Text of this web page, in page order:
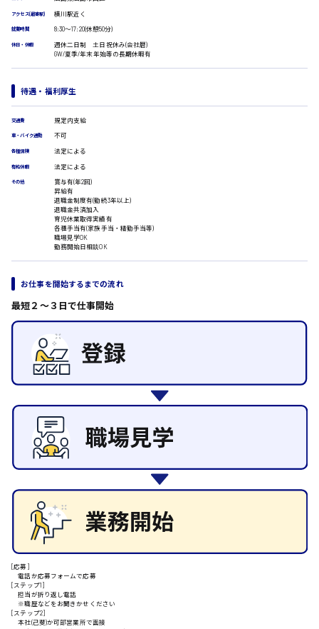
翻訳、通訳
IT・クリエイティブ系
DTPオペレーター
校正・編集
システムエンジニア
プログラマー
カスタマーエンジニア
販売・サービス・フード系
経営企画
ラウンダー営業
清掃
施工管理
自動車整備士
配送・ドライバー
広島市安芸区
安芸高田市
山県郡
安芸太田町
安芸郡
時給1500円以上
日給9000円～
日給10000円以上
アクセス(最寄駅) 横川駅近く
就業時間 8:30〜17:20(休憩50分)
休日・休暇
週休二日制 土日祝休み(会社暦)
GW/夏季/年末年始等の長期休暇有
待遇・福利厚生
交通費 規定内支給
車・バイク通勤 不可
各種保険 法定による
有給休暇 法定による
その他
賞与有(年2回)
昇給有
退職金制度有(勤続3年以上)
退職金共済加入
育児休業取得実績有
各種手当有(家族手当・精勤手当等)
職場見学OK
勤務開始日相談OK
お仕事を開始するまでの流れ
最短２〜３日で仕事開始
[応募]
電話か応募フォームで応募
[ステップ1]
担当が折り返し電話
※職歴などをお聞きかせください
[ステップ2]
本社(己斐)か可部営業所で面接